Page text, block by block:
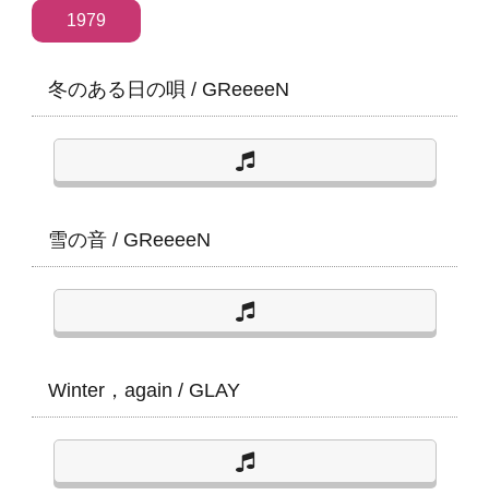
1979
冬のある日の唄 / GReeeeN
雪の音 / GReeeeN
Winter，again / GLAY